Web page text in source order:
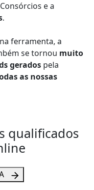
e a
.
ferramenta, a
se tornou muito
gerados pela
as nossas
qualificados